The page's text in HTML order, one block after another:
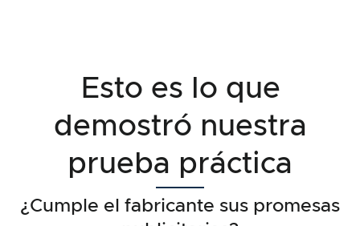
Esto es lo que
demostró nuestra
prueba práctica
¿Cumple el fabricante sus promesas